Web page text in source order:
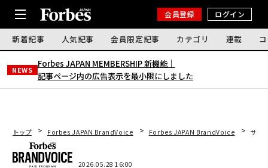
会員登録 ログイン
新着記事 人気記事 会員限定記事 カテゴリ 連載
NEWS
Forbes JAPAN MEMBERSHIP 新機能｜
記事ページ内の広告表示を最小限にしました
トップ Forbes JAPAN BrandVoice Forbes JAPAN BrandVoice サー
2026.05.28 16:00